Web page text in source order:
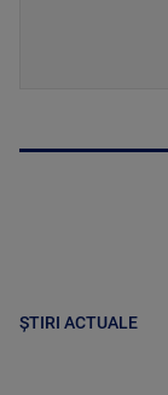
ȘTIRI ACTUALE